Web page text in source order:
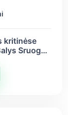
kritinėse
Sruoga,